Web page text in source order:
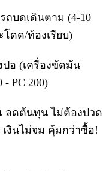
ถบดเดินตาม (4-10
ดด/ท้องเรียบ)
ปอ (เครื่องขัดมัน
PC 200)
ลดต้นทุน ไม่ต้องปวด
งินไม่จม คุ้มกว่าซื้อ!